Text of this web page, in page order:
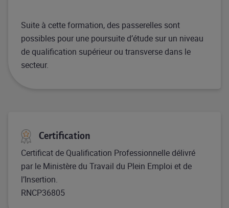
Suite à cette formation, des passerelles sont
possibles pour une poursuite d’étude sur un niveau
de qualification supérieur ou transverse dans le
secteur.
Certification
Certificat de Qualification Professionnelle délivré
par le Ministère du Travail du Plein Emploi et de
l’Insertion.
RNCP36805